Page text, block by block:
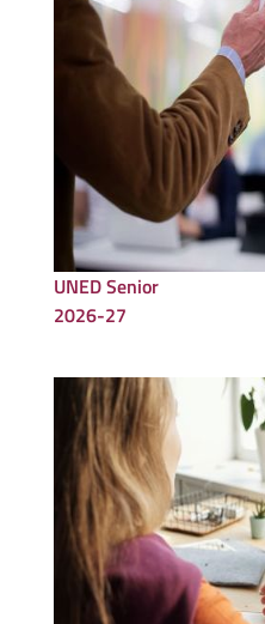
UNED Senior
2026-27